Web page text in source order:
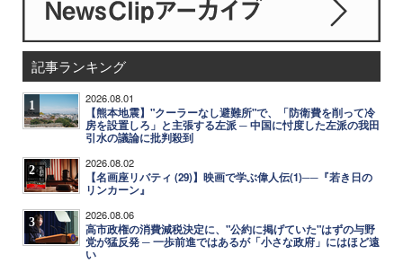
記事ランキング
1 2026.08.01
【熊本地震】"クーラーなし避難所"で、「防衛費を削って冷
房を設置しろ」と主張する左派 ─ 中国に忖度した左派の我田
引水の議論に批判殺到
2 2026.08.02
【名画座リバティ (29)】映画で学ぶ偉人伝(1)──『若き日の
リンカーン』
3 2026.08.06
高市政権の消費減税決定に、"公約に掲げていた"はずの与野
党が猛反発 ─ 一歩前進ではあるが「小さな政府」にはほど遠
い